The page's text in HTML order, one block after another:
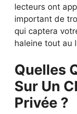
lecteurs ont
important de
qui captera
haleine tout au
Quelles
Sur Un
Privée ?